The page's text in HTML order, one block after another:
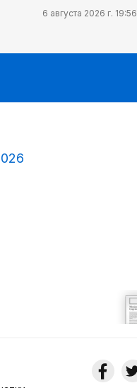
6 августа 2026 г. 19:56